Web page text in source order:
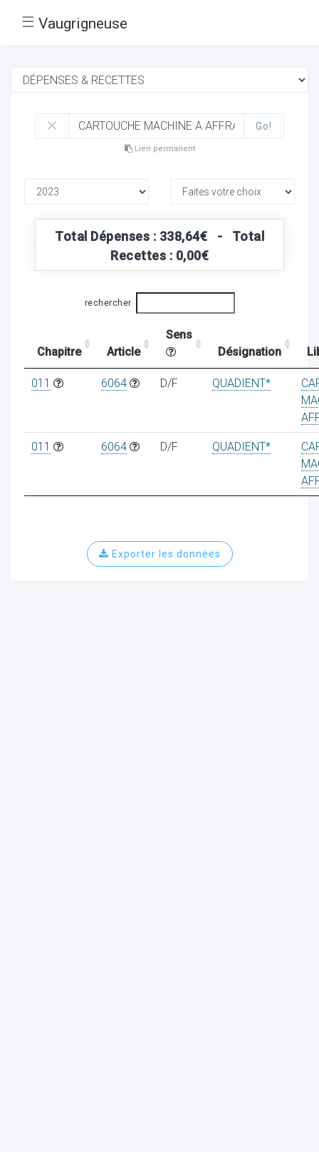
☰ Vaugrigneuse
Go!
Lien permanent
Total Dépenses : 338,64€ - Total
Recettes : 0,00€
rechercher
Chapitre Article
Sens
Désignation
011 6064 D/F QUADIENT*
011 6064 D/F QUADIENT*
Exporter les données